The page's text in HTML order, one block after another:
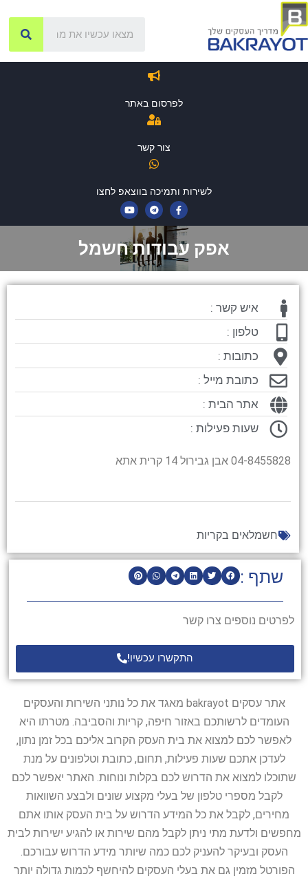
לפרסום באתר
צור קשר
לשירות ותמיכה בווצאפ לחצו
אפק עבודות חשמל
שתף :
לפרטים נוספים צרו קשר
התקשרו עכשיו!
איש קשר :
טלפון :
כתובות :
כתובת מייל :
אתר הבית :
שעות פעילות :
04-8455828 אבן גבירול 14 קרית אתא
חשמלאים בקריות
אתר עסקים bakrayot מאגד את כל נותני השירות והעסקים
העומדים לרשותכם באזור חיפה, קריות והסביבה. מטרתו היא
לאפשר לכם למצוא את בית העסק הקרוב אליכם בכל זמן נתון,
לעדכן אתכם שעות פעילות, תחום, כתובת וטלפונים על מנת
שתוכלו למצוא את הדרוש לכם בקלות ונוחות. האתר יאפשר לכם
לקבל מספרי טלפון של בעלי מקצוע שונים ולבצע השוואות
מחירים, לקבל את כל המידע הדרוש על בית העסק אותו אתם
מחפשים ולדעת מתי ניתן לקבל מהם שירות או להגיע ישירות לבית
העסק ובעיקר להעניק לכם כמה שיותר מידע הדרוש עבורכם.
הפורטל מזמין גם את בעלי העסקים להיחשף לכמות גדולה יותר